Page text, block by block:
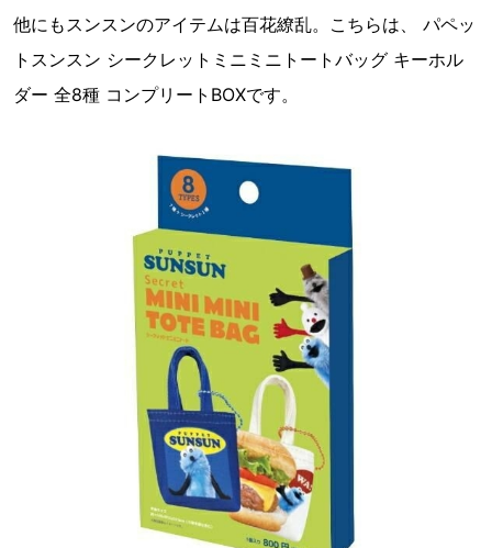
他にもスンスンのアイテムは百花繚乱。こちらは、 パペッ
トスンスン シークレットミニミニトートバッグ キーホル
ダー 全8種 コンプリートBOXです。